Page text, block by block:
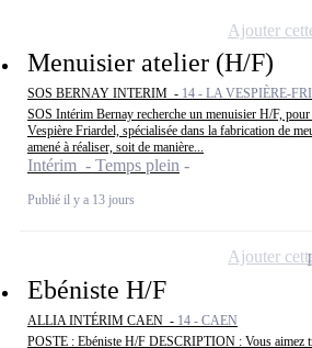
Menuisier atelier (H/F)
SOS BERNAY INTERIM - 14 - LA VESPIÈRE-
SOS Intérim Bernay recherche un menuisier H/F, pour
Vespière Friardel, spécialisée dans la fabrication de
amené à réaliser, soit de manière...
Intérim - Temps plein
Publié il y a 13 jours
Ajouter
Ebéniste H/F
ALLIA INTÉRIM CAEN - 14 - CAEN
POSTE : Ebéniste H/F DESCRIPTION : Vous aimez
Ajouter